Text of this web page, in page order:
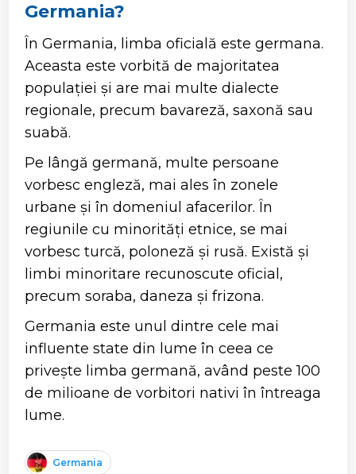
Germania?
În Germania, limba oficială este germana.
Aceasta este vorbită de majoritatea
populației și are mai multe dialecte
regionale, precum bavareză, saxonă sau
suabă.
Pe lângă germană, multe persoane
vorbesc engleză, mai ales în zonele
urbane și în domeniul afacerilor. În
regiunile cu minorități etnice, se mai
vorbesc turcă, poloneză și rusă. Există și
limbi minoritare recunoscute oficial,
precum soraba, daneza și frizona.
Germania este unul dintre cele mai
influente state din lume în ceea ce
privește limba germană, având peste 100
de milioane de vorbitori nativi în întreaga
lume.
Germania